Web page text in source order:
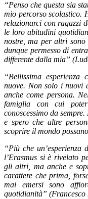
“Penso che questa sia
mio percorso scolastico.
relazionarci con ragazzi
le loro abitudini
nostre, ma per altri
dunque permesso di
differente dalla mia”
“Bellissima
nuove. Non solo i nuovi
anche come persona.
famiglia con cui
conoscessimo da
e spero che altre
scoprire il mondo
“Più che
l’Erasmus si è rivelato
gli altri, ma anche e
carattere che prima,
mai emersi sono
quotidianità” (Francesco